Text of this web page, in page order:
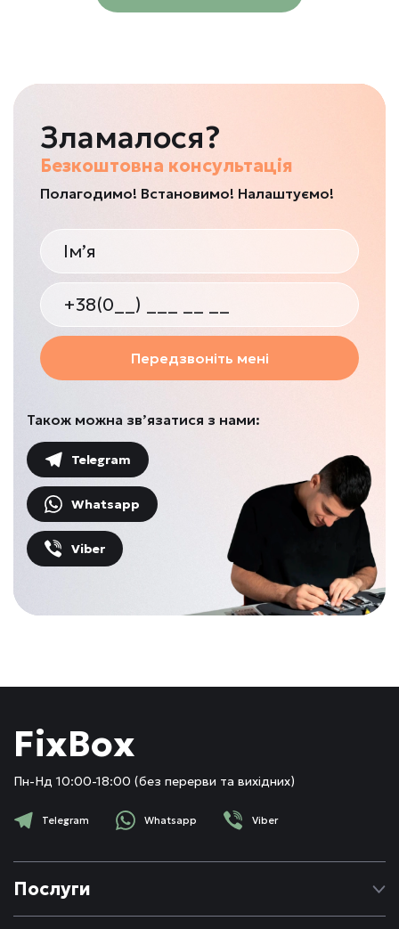
Зламалося?
Безкоштовна консультація
Полагодимо! Встановимо! Налаштуємо!
Передзвоніть мені
Також можна зв’язатися з нами:
Telegram
Whatsapp
Viber
FixBox
Пн-Нд 10:00-18:00 (без перерви та вихідних)
Telegram Whatsapp Viber
Послуги